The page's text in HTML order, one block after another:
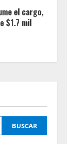
el cargo,
$1.7 mil
BUSCAR